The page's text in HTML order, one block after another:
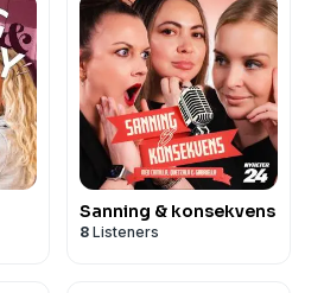
Sanning & konsekvens
8 Listeners